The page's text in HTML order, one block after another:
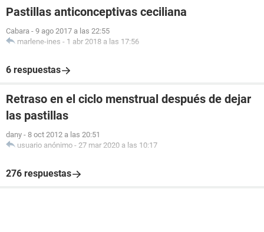
Pastillas anticonceptivas ceciliana
Cabara - 9 ago 2017 a las 22:55
marlene-ines - 1 abr 2018 a las 17:56
6 respuestas
Retraso en el ciclo menstrual después de dejar
las pastillas
dany - 8 oct 2012 a las 20:51
usuario anónimo - 27 mar 2020 a las 10:17
276 respuestas